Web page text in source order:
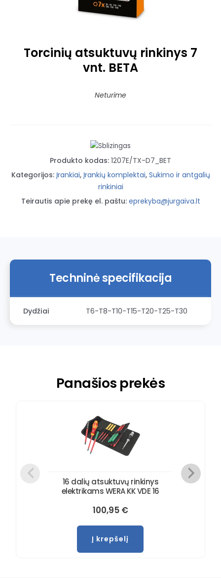
Torcinių atsuktuvų rinkinys 7
vnt. BETA
Neturime
Produkto kodas: 1207E/TX-D7_BET
Kategorijos: Įrankiai, Įrankių komplektai, Sukimo ir antgalių
rinkiniai
Teirautis apie prekę el. paštu: eprekyba@jurgaiva.lt
Techninė specifikacija
Dydžiai T6-T8-T10-T15-T20-T25-T30
Panašios prekės
16 dalių atsuktuvų rinkinys
elektrikams WERA KK VDE 16
100,95 €
Į krepšelį